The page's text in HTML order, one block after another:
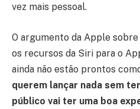
vez mais pessoal.
O argumento da Apple
os recursos da Siri para o
ainda não estão prontos
querem lançar nada sem
público vai ter uma boa